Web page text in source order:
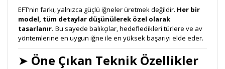
EFT’nin farkı, yalnızca güçlü iğneler üretmek değildir. Her bir
model, tüm detaylar düşünülerek özel olarak
tasarlanır. Bu sayede balıkçılar, hedefledikleri türlere ve av
yöntemlerine en uygun iğne ile en yüksek başarıyı elde eder.
➤ Öne Çıkan Teknik Özellikler